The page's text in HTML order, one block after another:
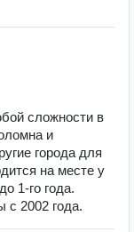
сложности в
и
города для
на месте у
1-го года.
с 2002 года.